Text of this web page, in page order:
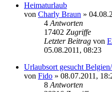
Heimaturlaub
von Charly Braun »
4 Antworten
17402 Zugriffe
Letzter Beitrag von
05.08.2011, 08:23
Urlaubsort gesucht
von Fido » 08.07.2011,
8 Antworten